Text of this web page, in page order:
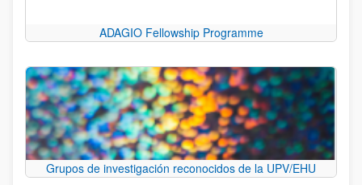
ADAGIO Fellowship Programme
Grupos de investigación reconocidos de la UPV/EHU